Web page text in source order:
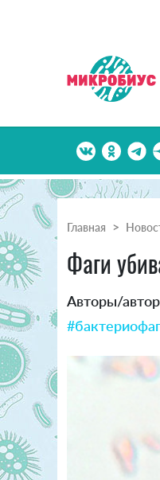
Главная
Фаги
Авторы/